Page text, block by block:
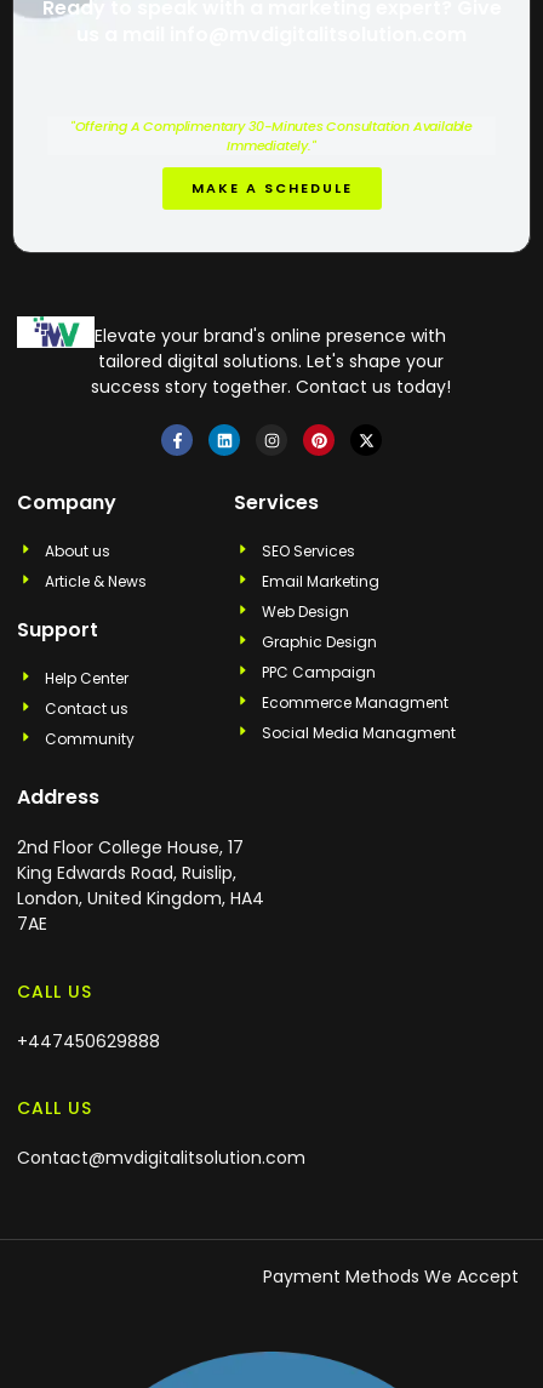
Ready to speak with a marketing expert? Give
"Offering A Complimentary 30-Minutes Consultation Available
Immediately."
MAKE A SCHEDULE
Elevate your brand's online presence with
tailored digital solutions. Let's shape your
success story together. Contact us today!
Company
About us
Article & News
Support
Help Center
Contact us
Community
Services
SEO Services
Email Marketing
Web Design
Graphic Design
PPC Campaign
Ecommerce Managment
Social Media Managment
Address
2nd Floor College House, 17
King Edwards Road, Ruislip,
London, United Kingdom, HA4
7AE
CALL US
+447450629888
CALL US
Contact@mvdigitalitsolution.com
Payment Methods We Accept